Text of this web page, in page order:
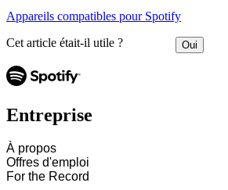
Appareils compatibles pour Spotify
Cet article était-il utile ? Oui
Entreprise
À propos
Offres d'emploi
For the Record